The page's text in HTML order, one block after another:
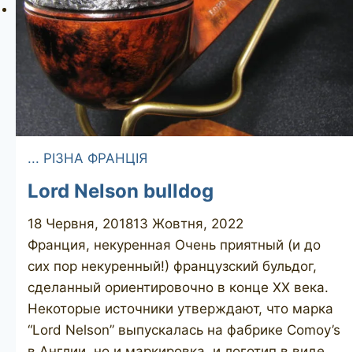
... РІЗНА ФРАНЦІЯ
Lord Nelson bulldog
18 Червня, 201813 Жовтня, 2022
Франция, некуренная Очень приятный (и до
сих пор некуренный!) французский бульдог,
сделанный ориентировочно в конце ХХ века.
Некоторые источники утверждают, что марка
“Lord Nelson” выпускалась на фабрике Comoy’s